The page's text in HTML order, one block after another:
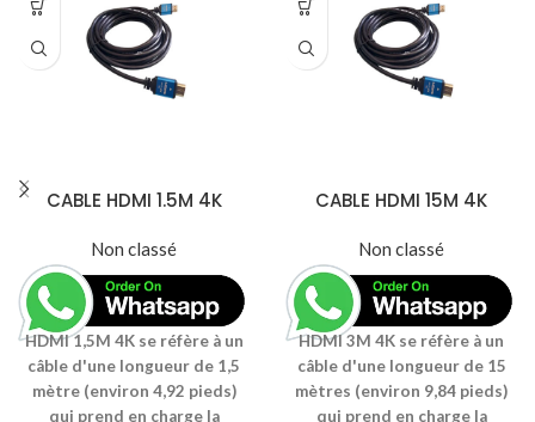
CABLE HDMI 1.5M 4K
Non classé
HDMI 1,5M 4K se réfère à un
câble d'une longueur de 1,5
mètre (environ 4,92 pieds)
qui prend en charge la
CABLE HDMI 15M 4K
Non classé
HDMI 3M 4K se réfère à un
câble d'une longueur de 15
mètres (environ 9,84 pieds)
qui prend en charge la